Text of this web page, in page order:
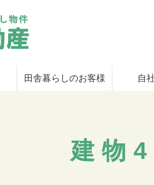
田舎暮らしのお客様 自
建物4